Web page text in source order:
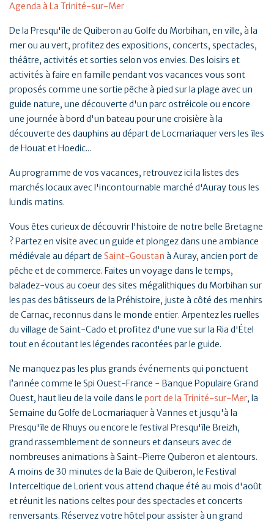
Agenda à La Trinité-sur-Mer
De la Presqu'île de Quiberon au Golfe du Morbihan, en ville, à la
mer ou au vert, profitez des expositions, concerts, spectacles,
théâtre, activités et sorties selon vos envies. Des loisirs et
activités à faire en famille pendant vos vacances vous sont
proposés comme une sortie pêche à pied sur la plage avec un
guide nature, une découverte d'un parc ostréicole ou encore
une journée à bord d'un bateau pour une croisière à la
découverte des dauphins au départ de Locmariaquer vers les îles
de Houat et Hoedic...
Au programme de vos vacances, retrouvez ici la listes des
marchés locaux avec l'incontournable marché d'Auray tous les
lundis matins.
Vous êtes curieux de découvrir l'histoire de notre belle Bretagne
? Partez en visite avec un guide et plongez dans une ambiance
médiévale au départ de Saint-Goustan à Auray, ancien port de
pêche et de commerce. Faites un voyage dans le temps,
baladez-vous au coeur des sites mégalithiques du Morbihan sur
les pas des bâtisseurs de la Préhistoire, juste à côté des menhirs
de Carnac, reconnus dans le monde entier. Arpentez les ruelles
du village de Saint-Cado et profitez d'une vue sur la Ria d'Étel
tout en écoutant les légendes racontées par le guide.
Ne manquez pas les plus grands événements qui ponctuent
l’année comme le Spi Ouest-France - Banque Populaire Grand
Ouest, haut lieu de la voile dans le port de la Trinité-sur-Mer, la
Semaine du Golfe de Locmariaquer à Vannes et jusqu'à la
Presqu'île de Rhuys ou encore le festival Presqu'île Breizh,
grand rassemblement de sonneurs et danseurs avec de
nombreuses animations à Saint-Pierre Quiberon et alentours.
A moins de 30 minutes de la Baie de Quiberon, le Festival
Interceltique de Lorient vous attend chaque été au mois d'août
et réunit les nations celtes pour des spectacles et concerts
renversants. Réservez votre hôtel pour assister à un grand